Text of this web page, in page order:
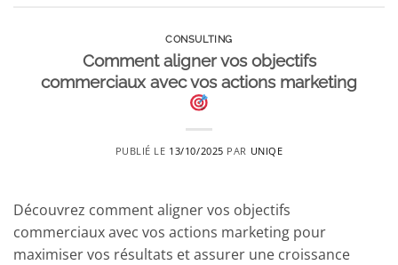
CONSULTING
Comment aligner vos objectifs
commerciaux avec vos actions marketing
PUBLIÉ LE 13/10/2025 PAR UNIQE
Découvrez comment aligner vos objectifs
commerciaux avec vos actions marketing pour
maximiser vos résultats et assurer une croissance